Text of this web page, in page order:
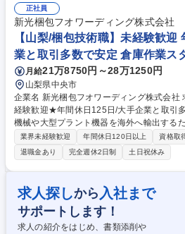
は先輩のサポートのもと、発注業務や納期
トします。「必要な部品を必要な時に、適
界最先端の装置作りを根本から支えるやり
集職種 【資材調達・購買】未経験歓迎／国
達/社宅有り
正社員
新光梱包フオワーディング株式会社
【山梨/梱包技術職】未経験歓
業と取引多数で安定 倉庫作業ス
月給21万8750円～28万1250円
山梨県中央市
企業名 新光梱包フオワーディング株式会社 求人名 【山梨/梱包技術職】未
経験歓迎★年間休日125日/大手企業と取引多数で安定◎
機械や大型プラント機器を海外へ輸出する
術職です。 ■入庫業務：荷下ろし作業、製品チェック、レイアウト調整な
ど ■梱包業務：資材準備、パレットに製品
作業、バリアシール・ストレッチ巻きなど
を造る） ■出荷業務：貨物移動、出庫前チ
貨物を詰める）業務 募集職種 【山梨/梱包技術職】未経験歓迎★年間休日
125日/大手企業と取引多数で安定◎
業界未経験歓迎 年間休日120日以上 資格取
退職金あり
完全週休2日制 土日祝休み
求人探しから 入社まで
サポートします！
求人の紹介をはじめ、書類添削や